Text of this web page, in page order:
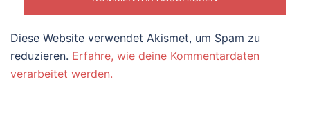
Diese Website verwendet Akismet, um Spam zu
reduzieren. Erfahre, wie deine Kommentardaten
verarbeitet werden.